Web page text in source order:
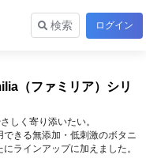
検索 ログイン
（ファミリア）シリ
しく寄り添いたい。
きる無添加・低刺激のボタニ
ラインアップに加えました。